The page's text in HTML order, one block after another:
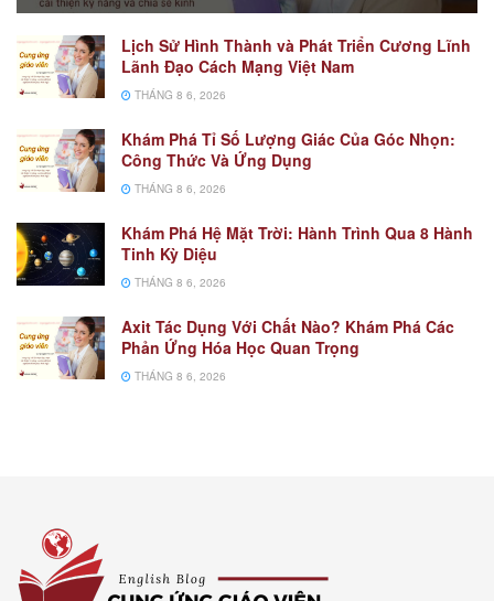
Lịch Sử Hình Thành và Phát Triển Cương Lĩnh
Lãnh Đạo Cách Mạng Việt Nam
THÁNG 8 6, 2026
Khám Phá Tỉ Số Lượng Giác Của Góc Nhọn:
Công Thức Và Ứng Dụng
THÁNG 8 6, 2026
Khám Phá Hệ Mặt Trời: Hành Trình Qua 8 Hành
Tinh Kỳ Diệu
THÁNG 8 6, 2026
Axit Tác Dụng Với Chất Nào? Khám Phá Các
Phản Ứng Hóa Học Quan Trọng
THÁNG 8 6, 2026